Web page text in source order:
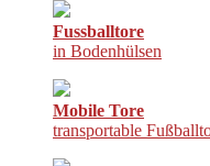
Fussballtore
in Bodenhülsen
Mobile Tore
transportable